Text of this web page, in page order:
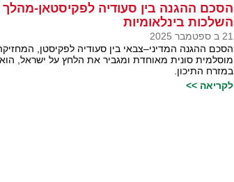
הסכם ההגנה בין סעודיה לפקיסטאן-מהלך
השלכות בינלאומיות
21 ב ספטמבר 2025
הסכם ההגנה המדיני–צבאי בין סעודיה לפקיסטן,
מוסלמית סונית מאוחדת ומגביר את הלחץ על ישראל,
במזרח התיכון.
לקריאה >>